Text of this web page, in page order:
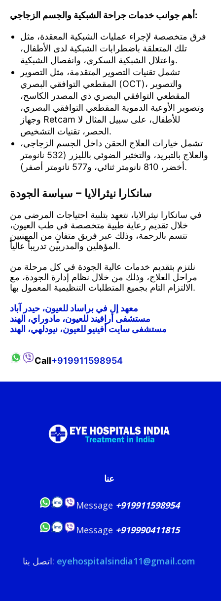
أهم جوانب خدمات جراحة الشبكية والجسم الزجاجي:
فرق متخصصة لإجراء عمليات الشبكية المعقدة، مثل
تلك المتعلقة باضطرابات الشبكية لدى الأطفال،
واعتلال الشبكية السكري، وانفصال الشبكية.
تشمل تقنيات التصوير المتقدمة، مثل التصوير
المقطعي التوافقي البصري (OCT)، والتصوير
المقطعي التوافقي البصري ذي المصدر الكاسح،
وتصوير الأوعية الدموية المقطعي التوافقي البصري،
وجهاز Retcam للأطفال، على سبيل المثال لا
الحصر، تقنيات التشخيص.
تشمل خيارات العلاج الحقن داخل الجسم الزجاجي،
والعلاج بالتبريد، والتخثير الضوئي بالليزر (532 نانومتر
أخضر، 810 نانومتر ثنائي، و577 نانومتر أصفر).
سانكارا نيثرالايا – سياسة الجودة
في سانكارا نيثرالايا، نتعهد بتلبية احتياجات المرضى من
خلال تقديم رعاية طبية متخصصة في طب العيون،
تتسم بالرحمة، وذلك عبر فريق متفانٍ من المهنيين
المؤهلين والمدربين تدريباً عالياً.
نلتزم بتقديم خدمات عالية الجودة في كل مرحلة من
مراحل العلاج، وذلك من خلال نظام إدارة الجودة، مع
الالتزام التام بجميع المتطلبات التنظيمية المعمول بها.
معهد إل في براساد للعيون، حيدر آباد
مستشفى أرافيند للعيون، مادوراي، الهند
مستشفى سايت أفينيو للعيون، نيودلهي، الهند
Call+919911598954
عنا
Message +919911598954
Message +919990411815
اتصل بنا: eyehospitalsindia11@gmail.com